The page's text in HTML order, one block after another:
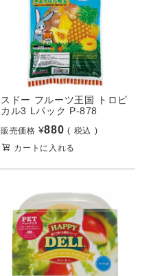
スドー フルーツ王国 トロピ
カル3 Lパック P-878
販売価格 ¥880
税込
カートに入れる